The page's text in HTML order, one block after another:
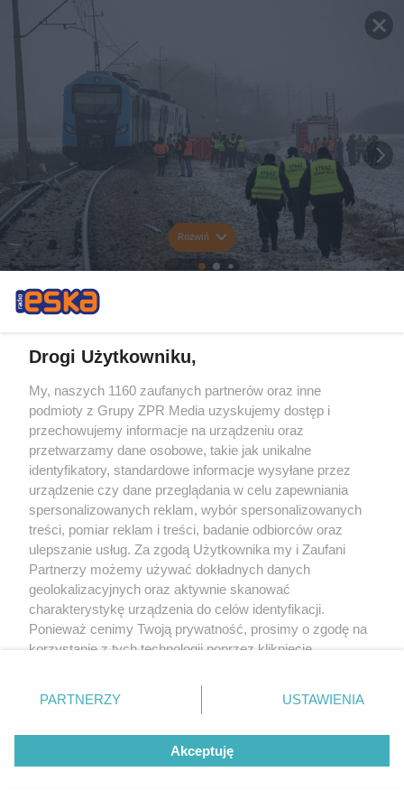
Rozwiń
Drogi Użytkowniku,
My, naszych 1160 zaufanych partnerów oraz inne
podmioty z Grupy ZPR Media uzyskujemy dostęp i
przechowujemy informacje na urządzeniu oraz
przetwarzamy dane osobowe, takie jak unikalne
identyfikatory, standardowe informacje wysyłane przez
urządzenie czy dane przeglądania w celu zapewniania
spersonalizowanych reklam, wybór spersonalizowanych
treści, pomiar reklam i treści, badanie odbiorców oraz
ulepszanie usług. Za zgodą Użytkownika my i Zaufani
Partnerzy możemy używać dokładnych danych
geolokalizacyjnych oraz aktywnie skanować
charakterystykę urządzenia do celów identyfikacji.
Ponieważ cenimy Twoją prywatność, prosimy o zgodę na
korzystanie z tych technologii poprzez kliknięcie
zmienić/wycofać klikając przycisk ustawień prywatności
znajdujący się w lewym dolnym rogu strony
rodzaje przetwarzania danych nie wymagają zgody
użytkownika, ale masz prawo sprzeciwić się takiemu
przetwarzaniu. Preferencje będą miały zastosowanie tylko
PARTNERZY USTAWIENIA
Akceptuję